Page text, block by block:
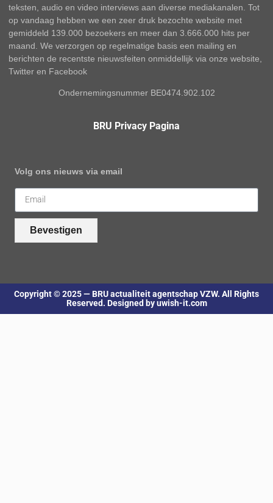
teksten, audio en video interviews aan diverse mediakanalen. Tot
op vandaag hebben we een zeer druk bezochte website met
gemiddeld 139.000 bezoekers en meer dan 3.666.000 hits per
maand. We verzorgen op regelmatige basis een mailing en
berichten de recentste nieuwsfeiten onmiddellijk via onze website,
Twitter en Facebook
Ondernemingsnummer BE0474.902.102
BRU Privacy Pagina
Volg ons nieuws via email
Bevestigen
Copyright © 2025 — BRU actualiteit agentschap VZW. All Rights
Reserved. Designed by uwish-it.com